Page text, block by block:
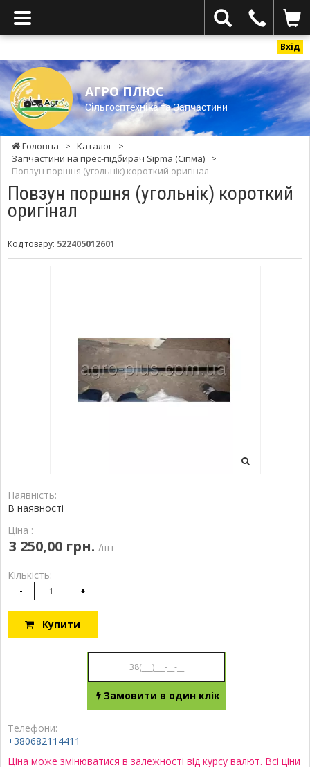
Вхід
АГРО ПЛЮС
Cільгосптехніка та Запчастини
Головна > Каталог >
Запчастини на прес-підбирач Sipma (Сіпма) >
Повзун поршня (угольнік) короткий оригінал
Повзун поршня (угольнік) короткий
оригінал
Код товару: 522405012601
Наявність:
В наявності
Ціна :
3 250,00 грн. /шт
Кількість:
- +
Купити
Замовити в один клік
Телефони:
+380682114411
Ціна може змінюватися в залежності від курсу валют. Всі ціни